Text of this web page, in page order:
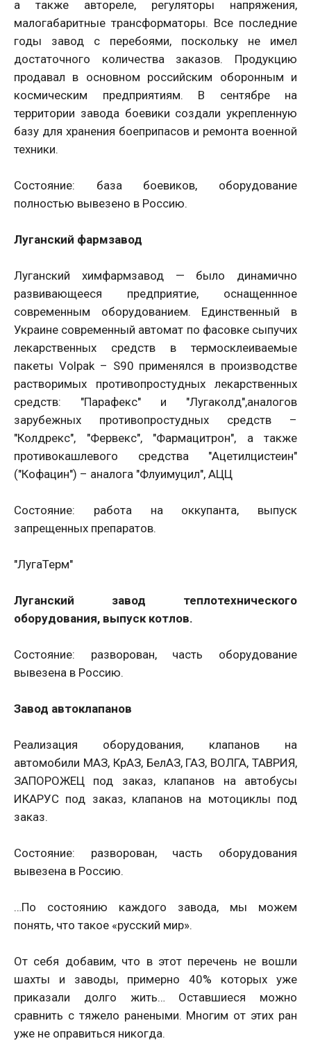
а также автореле, регуляторы напряжения,
малогабаритные трансформаторы. Все последние
годы завод с перебоями, поскольку не имел
достаточного количества заказов. Продукцию
продавал в основном российским оборонным и
космическим предприятиям. В сентябре на
территории завода боевики создали укрепленную
базу для хранения боеприпасов и ремонта военной
техники.
Состояние: база боевиков, оборудование
полностью вывезено в Россию.
Луганский фармзавод
Луганский химфармзавод — было динамично
развивающееся предприятие, оснащеннное
современным оборудованием. Единственный в
Украине современный автомат по фасовке сыпучих
лекарственных средств в термосклеиваемые
пакеты Volpak – S90 применялся в производстве
растворимых противопростудных лекарственных
средств: "Парафекс" и "Лугаколд",аналогов
зарубежных противопростудных средств –
"Колдрекс", "Фервекс", "Фармацитрон", а также
противокашлевого средства "Ацетилцистеин"
("Кофацин") – аналога "Флуимуцил", АЦЦ
Состояние: работа на оккупанта, выпуск
запрещенных препаратов.
"ЛугаТерм"
Луганский завод теплотехнического
оборудования, выпуск котлов.
Состояние: разворован, часть оборудование
вывезена в Россию.
Завод автоклапанов
Реализация оборудования, клапанов на
автомобили МАЗ, КрАЗ, БелАЗ, ГАЗ, ВОЛГА, ТАВРИЯ,
ЗАПОРОЖЕЦ под заказ, клапанов на автобусы
ИКАРУС под заказ, клапанов на мотоциклы под
заказ.
Состояние: разворован, часть оборудования
вывезена в Россию.
…По состоянию каждого завода, мы можем
понять, что такое «русский мир».
От себя добавим, что в этот перечень не вошли
шахты и заводы, примерно 40% которых уже
приказали долго жить… Оставшиеся можно
сравнить с тяжело ранеными. Многим от этих ран
уже не оправиться никогда.